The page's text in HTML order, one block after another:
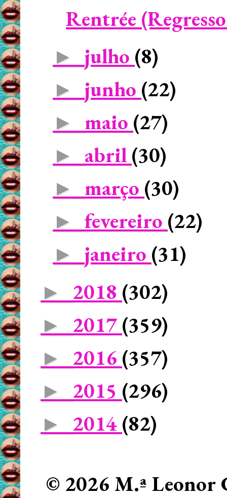
Rentrée
► julho (8)
► junho (22)
► maio (27)
► abril (30)
► março (30)
► fevereiro (22)
► janeiro (31)
► 2018 (302)
► 2017 (359)
► 2016 (357)
► 2015 (296)
► 2014 (82)
© 2026 M.ª Leonor